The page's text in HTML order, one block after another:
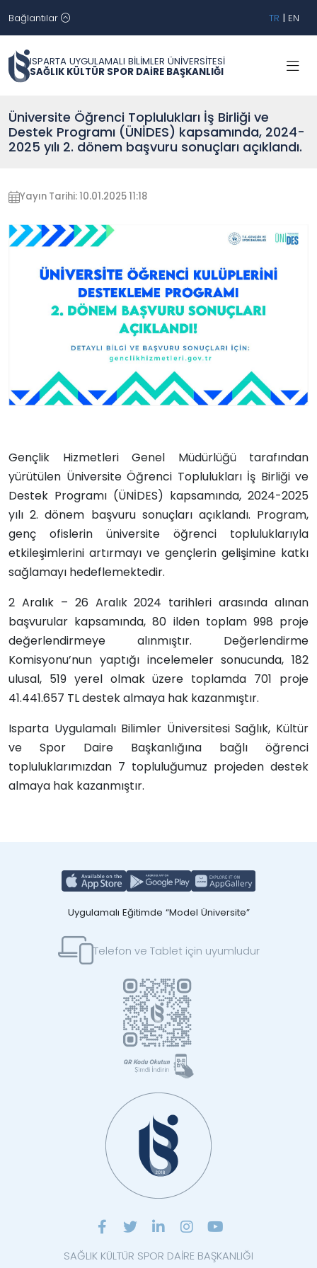
Bağlantılar TR | EN
ISPARTA UYGULAMALI BİLİMLER ÜNİVERSİTESİ
SAĞLIK KÜLTÜR SPOR DAİRE BAŞKANLIĞI
Üniversite Öğrenci Toplulukları İş Birliği ve
Destek Programı (ÜNİDES) kapsamında, 2024-
2025 yılı 2. dönem başvuru sonuçları açıklandı.
Yayın Tarihi: 10.01.2025 11:18
Gençlik Hizmetleri Genel Müdürlüğü tarafından
yürütülen Üniversite Öğrenci Toplulukları İş Birliği ve
Destek Programı (ÜNİDES) kapsamında, 2024-2025
yılı 2. dönem başvuru sonuçları açıklandı. Program,
genç ofislerin üniversite öğrenci topluluklarıyla
etkileşimlerini artırmayı ve gençlerin gelişimine katkı
sağlamayı hedeflemektedir.
2 Aralık – 26 Aralık 2024 tarihleri arasında alınan
başvurular kapsamında, 80 ilden toplam 998 proje
değerlendirmeye alınmıştır. Değerlendirme
Komisyonu’nun yaptığı incelemeler sonucunda, 182
ulusal, 519 yerel olmak üzere toplamda 701 proje
41.441.657 TL destek almaya hak kazanmıştır.
Isparta Uygulamalı Bilimler Üniversitesi Sağlık, Kültür
ve Spor Daire Başkanlığına bağlı öğrenci
topluluklarımızdan 7 topluluğumuz projeden destek
almaya hak kazanmıştır.
Uygulamalı Eğitimde “Model Üniversite”
Telefon ve Tablet için uyumludur
SAĞLIK KÜLTÜR SPOR DAİRE BAŞKANLIĞI